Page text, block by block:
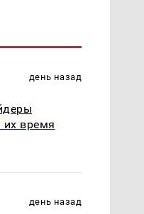
день назад
их время
день назад